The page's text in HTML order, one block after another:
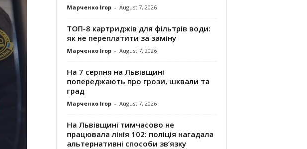
Марченко Ігор - August 7, 2026
ТОП-8 картриджів для фільтрів води:
як не переплатити за заміну
Марченко Ігор - August 7, 2026
На 7 серпня на Львівщині
попереджають про грози, шквали та
град
Марченко Ігор - August 7, 2026
На Львівщині тимчасово не
працювала лінія 102: поліція нагадала
альтернативні способи зв’язку